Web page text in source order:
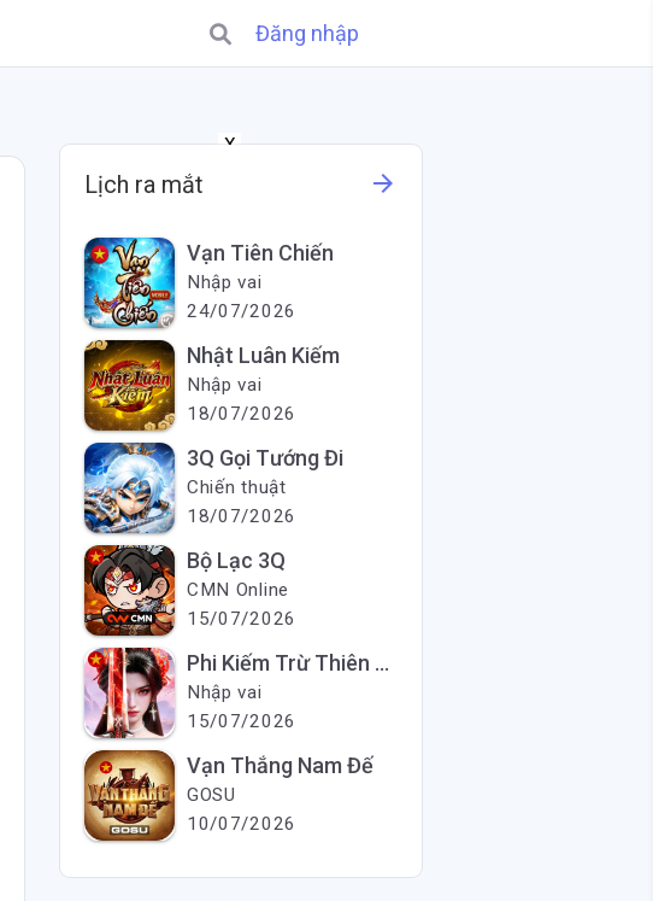
Đăng nhập
X
Lịch ra mắt arrow_forward
Vạn Tiên Chiến
Nhập vai
24/07/2026
Nhật Luân Kiếm
Nhập vai
18/07/2026
3Q Gọi Tướng Đi
Chiến thuật
18/07/2026
Bộ Lạc 3Q
CMN Online
15/07/2026
Phi Kiếm Trừ Thiên Ma
Nhập vai
15/07/2026
Vạn Thắng Nam Đế
GOSU
10/07/2026